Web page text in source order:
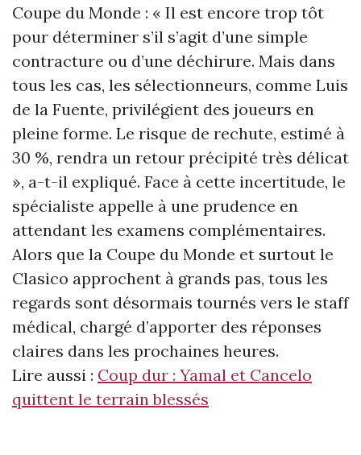
Coupe du Monde : « Il est encore trop tôt
pour déterminer s’il s’agit d’une simple
contracture ou d’une déchirure. Mais dans
tous les cas, les sélectionneurs, comme Luis
de la Fuente, privilégient des joueurs en
pleine forme. Le risque de rechute, estimé à
30 %, rendra un retour précipité très délicat
», a-t-il expliqué. Face à cette incertitude, le
spécialiste appelle à une prudence en
attendant les examens complémentaires.
Alors que la Coupe du Monde et surtout le
Clasico approchent à grands pas, tous les
regards sont désormais tournés vers le staff
médical, chargé d’apporter des réponses
claires dans les prochaines heures.
Lire aussi : Coup dur : Yamal et Cancelo
quittent le terrain blessés